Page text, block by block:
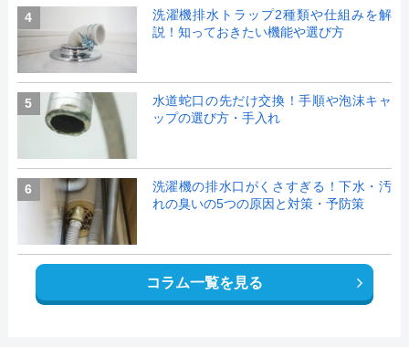
4
洗濯機排水トラップ2種類や仕組みを解
説！知っておきたい機能や選び方
5
水道蛇口の先だけ交換！手順や泡沫キャ
ップの選び方・手入れ
6
洗濯機の排水口がくさすぎる！下水・汚
れの臭いの5つの原因と対策・予防策
コラム一覧を見る